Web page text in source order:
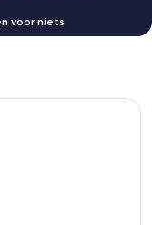
voor niets